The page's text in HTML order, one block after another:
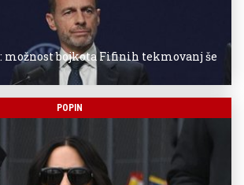
možnost bojkota Fifinih tekmovanj še
POPIN